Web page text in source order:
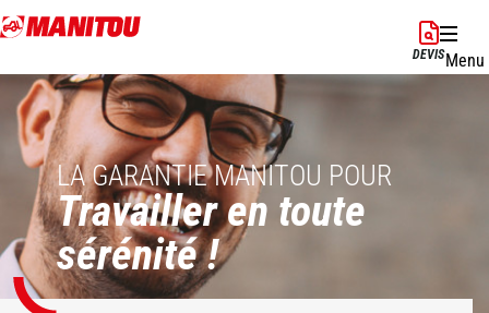
Aller
au
principal
DEVISMenu
LA GARANTIE MANITOU POUR
Travailler en toute
sérénité !